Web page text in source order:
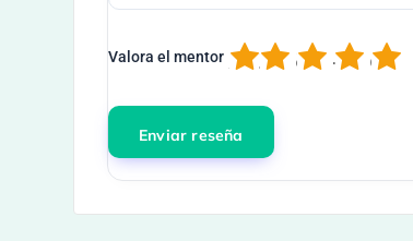
Valora el mentor 5
4
3
2
1